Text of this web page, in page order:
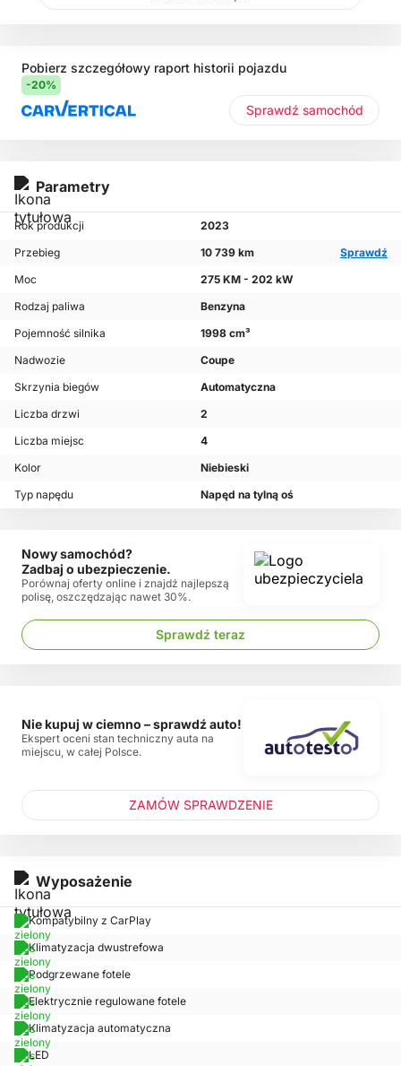
Pobierz szczegółowy raport historii pojazdu
-20%
Sprawdź samochód
Parametry
Rok produkcji
2023
Przebieg
10 739 km
Sprawdź
Moc
275 KM - 202 kW
Rodzaj paliwa
Benzyna
Pojemność silnika
1998 cm³
Nadwozie
Coupe
Skrzynia biegów
Automatyczna
Liczba drzwi
2
Liczba miejsc
4
Kolor
Niebieski
Typ napędu
Napęd na tylną oś
Wyposażenie
Kompatybilny z CarPlay
Klimatyzacja dwustrefowa
Podgrzewane fotele
Elektrycznie regulowane fotele
Klimatyzacja automatyczna
LED
Nowy samochód?
Zadbaj o ubezpieczenie.
Porównaj oferty online i znajdź najlepszą
polisę, oszczędzając nawet 30%.
Sprawdź teraz
Nie kupuj w ciemno – sprawdź auto!
Ekspert oceni stan techniczny auta na
miejscu, w całej Polsce.
ZAMÓW SPRAWDZENIE